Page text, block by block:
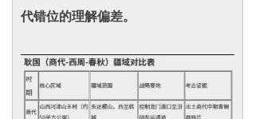
代错位的理解偏差。